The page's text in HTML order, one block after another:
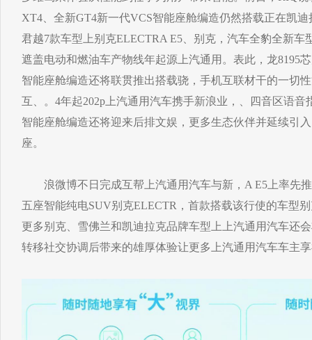
XT4、全新GT4新一代VCS智能座舱编造仍然搭载正在凯
君越7款车型上别克ELECTRA E5、别克，汽车全豹全新车
遮盖电动和燃油车产物线年起源上汽通用。表此，龙8195
智能座舱编造还将联贯推出搭载骁，手机互联材干的一切
互、。4年起202p上汽通用汽车携手新浪业，、四音区语音
智能座舱编造还将迎来后排文娱，更多生态伙伴并延续引
座。
浪微博不日完成互帮上汽通用汽车与新，A E5上率先推
五座智能纯电SUV别克ELECTR，首款搭载该行使的车型
更多别克、雪佛兰和凯迪拉克品牌车型上上汽通用汽车还
转移社交协调后带来的雄厚体验让更多上汽通用汽车车主